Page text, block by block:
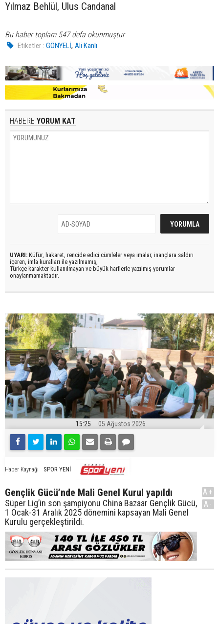
Yılmaz Behlül, Ulus Candanal
Bu haber toplam 547 defa okunmuştur
Etiketler : GÖNYELİ,Ali Kanlı
HABERE YORUM KAT
UYARI: Küfür, hakaret, rencide edici cümleler veya imalar, inançlara saldırı
içeren, imla kuralları ile yazılmamış,
Türkçe karakter kullanılmayan ve büyük harflerle yazılmış yorumlar
onaylanmamaktadır.
15:25 05 Ağustos 2026
Haber Kaynağı SPOR YENİ
Gençlik Gücü’nde Mali Genel Kurul yapıldı
Süper Lig’in son şampiyonu China Bazaar Gençlik Gücü,
1 Ocak-31 Aralık 2025 dönemini kapsayan Mali Genel
Kurulu gerçekleştirildi.
A+
A-